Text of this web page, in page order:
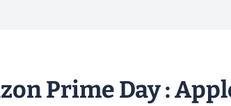
Prime Day :